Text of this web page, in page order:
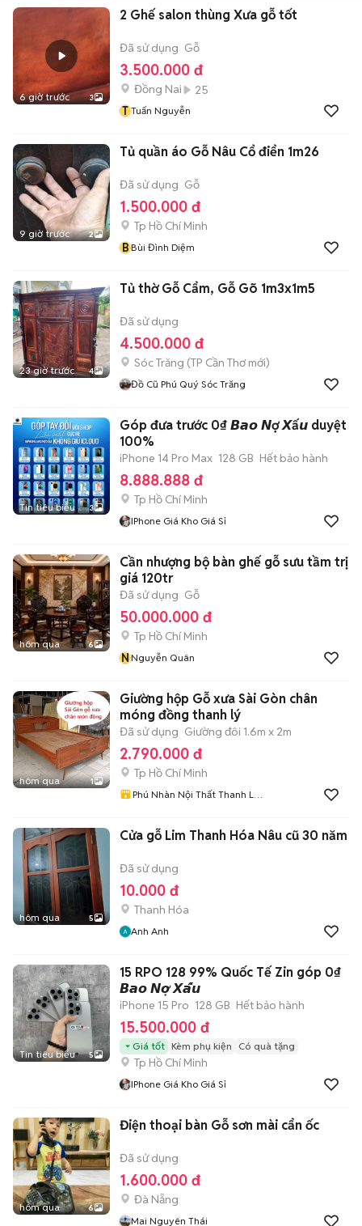
6 giờ trước 3
2 Ghế salon thùng Xưa gỗ tốt
Đã sử dụng Gỗ
3.500.000 đ
Đồng Nai
25
T Tuấn Nguyễn
9 giờ trước 2
Tủ quần áo Gỗ Nâu Cổ điển 1m26
Đã sử dụng Gỗ
1.500.000 đ
Tp Hồ Chí Minh
BBùi Đình Diệm
23 giờ trước 4
Tủ thờ Gỗ Cẩm, Gỗ Gõ 1m3x1m5
Đã sử dụng
4.500.000 đ
Sóc Trăng (TP Cần Thơmới)
Đồ Cũ Phú Quý Sóc Trăng
Tin tiêu biểu 3
Góp đưa trước 0₫ 𝘽𝙖𝙤 𝙉ợ 𝙓ấ𝙪 duyệt
100%
iPhone 14 Pro Max 128 GB Hết bảo hành
8.888.888 đ
Tp Hồ Chí Minh
IPhone Giá Kho Giá Sỉ
hôm qua 6
Cần nhượng bộ bàn ghế gỗ sưu tầm trị
giá 120tr
Đã sử dụng Gỗ
50.000.000 đ
Tp Hồ Chí Minh
NNguyễn Quân
hôm qua 1
Giường hộp Gỗ xưa Sài Gòn chân
móng đồng thanh lý
Đã sử dụng Giường đôi 1.6m x 2m
2.790.000 đ
Tp Hồ Chí Minh
Phú Nhàn Nội Thất Thanh Lý
hôm qua 5
Cửa gỗ Lim Thanh Hóa Nâu cũ 30 năm
Đã sử dụng
10.000 đ
Thanh Hóa
Anh Anh
Tin tiêu biểu 5
15 RPO 128 99% Quốc Tế Zin góp 0₫
𝘽𝙖𝙤 𝙉𝙤̛̣ 𝙓𝙖̂́𝙪
iPhone 15 Pro 128 GB Hết bảo hành
15.500.000 đ
Giá tốt Kèm phụ kiện Có quà tặng
Tp Hồ Chí Minh
IPhone Giá Kho Giá Sỉ
hôm qua 6
Điện thoại bàn Gỗ sơn mài cẩn ốc
Đã sử dụng
1.600.000 đ
Đà Nẵng
Mai Nguyên Thái